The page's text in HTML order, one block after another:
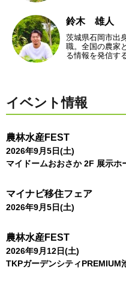
鈴木 雄人
茨城県石岡市出
職。全国の農家
る情報を発信す
イベント情報
農林水産FEST
2026年9月5日(土)
マイドームおおさか 2F 展示ホ
マイナビ移住フェア
2026年9月5日(土)
農林水産FEST
2026年9月12日(土)
TKPガーデンシティPREMIUM